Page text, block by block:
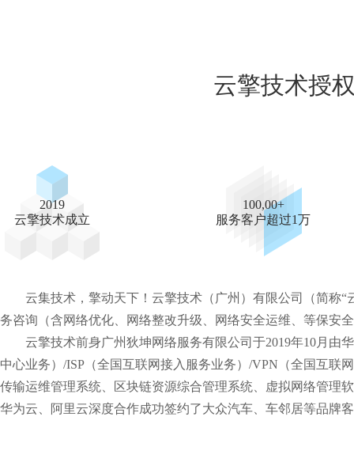
云擎技术授
2019
云擎技术成立
100,00+
服务客户超过1万
云集技术，擎动天下！云擎技术（广州）有限公司（简称
务咨询（含网络优化、网络整改升级、网络安全运维、等保安
云擎技术前身广州狄坤网络服务有限公司于2019年10月由
中心业务）/ISP（全国互联网接入服务业务）/VPN（全国互联
传输运维管理系统、区块链资源综合管理系统、虚拟网络管理
华为云、阿里云深度合作成功签约了大众汽车、车邻居等品牌